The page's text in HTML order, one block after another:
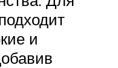
и